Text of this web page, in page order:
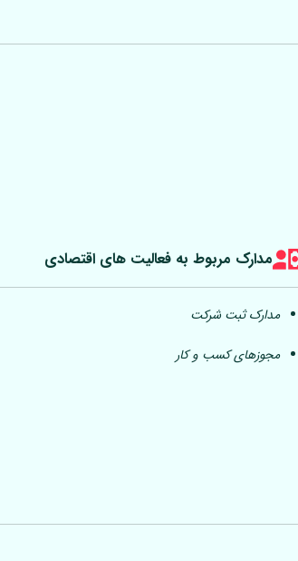
مدارک مربوط به فعالیت های اقتصادی
مدارک ثبت شرکت
مجوزهای کسب و کار